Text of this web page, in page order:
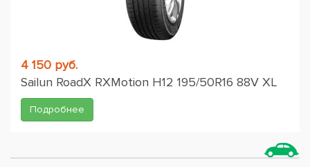
4 150 руб.
Sailun RoadX RXMotion H12 195/50R16 88V XL
Подробнее